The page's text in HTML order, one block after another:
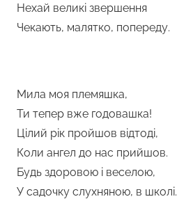
Нехай великі звершення
Чекають, малятко, попереду.
Мила моя племяшка,
Ти тепер вже годовашка!
Цілий рік пройшов відтоді,
Коли ангел до нас прийшов.
Будь здоровою і веселою,
У садочку слухняною, в школі.